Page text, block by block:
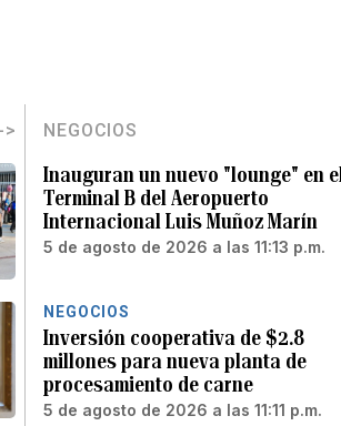
NEGOCIOS
Inauguran un nuevo "lounge" en el
Terminal B del Aeropuerto
Internacional Luis Muñoz Marín
5 de agosto de 2026 a las 11:13 p.m.
NEGOCIOS
Inversión cooperativa de $2.8
millones para nueva planta de
procesamiento de carne
5 de agosto de 2026 a las 11:11 p.m.